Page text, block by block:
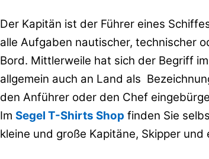
Der Kapitän ist der Führer eines
alle Aufgaben nautischer, technischer
Bord. Mittlerweile hat sich der Begriff
allgemein auch an Land als
den Anführer oder den Chef
Im Segel T-Shirts Shop finden Sie
kleine und große Kapitäne, Skipper und